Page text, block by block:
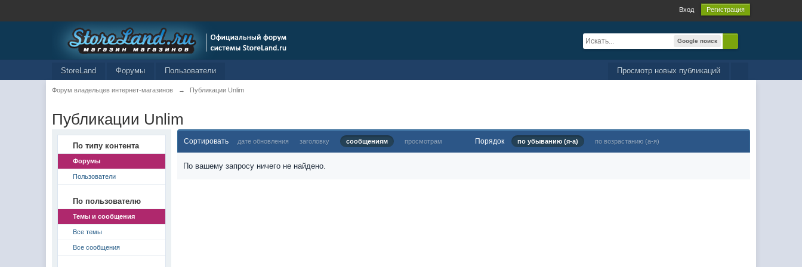
Вход Регистрация
Google поиск
Просмотр новых публикаций
StoreLand Форумы Пользователи
Форум владельцев интернет-магазинов → Публикации Unlim
Публикации Unlim
По типу контента
Форумы
Пользователи
По пользователю
Темы и сообщения
Все темы
Все сообщения
Сортировать дате обновления заголовку сообщениям просмотрам Порядок по убыванию (я-а) по возрастанию (а-я)
По вашему запросу ничего не найдено.